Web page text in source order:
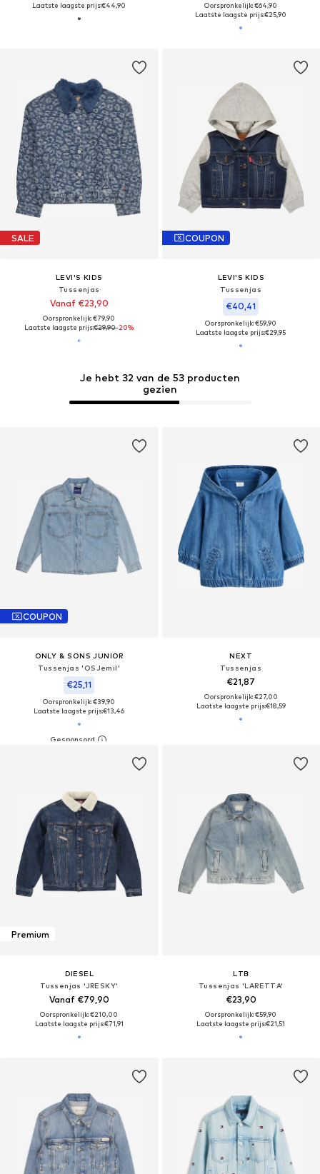
Laatste laagste prijs:€44,90
Oorspronkelijk: €64,90
Laatste laagste prijs:€25,90
SALE
LEVI'S KIDS
Tussenjas
Vanaf €23,90
Oorspronkelijk: €79,90
Laatste laagste prijs:€29,90-20%
COUPON
LEVI'S KIDS
Tussenjas
€40,41
Oorspronkelijk: €59,90
Laatste laagste prijs:€29,95
COUPON
ONLY & SONS JUNIOR
Tussenjas 'OSJemil'
€25,11
Oorspronkelijk: €39,90
Laatste laagste prijs:€13,46
Je hebt 32 van de 53 producten
gezien
NEXT
Tussenjas
€21,87
Oorspronkelijk: €27,00
Laatste laagste prijs:€18,59
Premium
DIESEL
Tussenjas 'JRESKY'
Vanaf €79,90
Oorspronkelijk: €210,00
Laatste laagste prijs:€71,91
LTB
Tussenjas 'LARETTA'
€23,90
Oorspronkelijk: €59,90
Laatste laagste prijs:€21,51